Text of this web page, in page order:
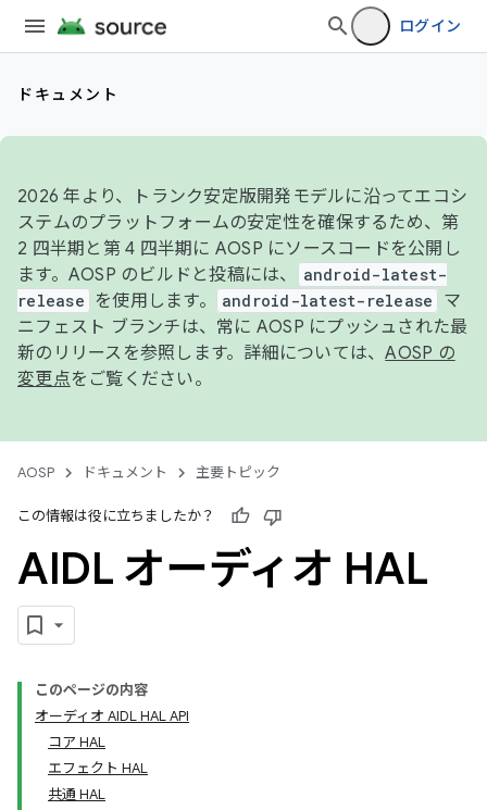
ログイン
ドキュメント
2026 年より、トランク安定版開発モデルに沿ってエコシ
ステムのプラットフォームの安定性を確保するため、第
2 四半期と第 4 四半期に AOSP にソースコードを公開し
ます。AOSP のビルドと投稿には、
android-latest-
release
を使用します。 android-latest-release
マ
ニフェスト ブランチは、常に AOSP にプッシュされた最
新のリリースを参照します。詳細については、AOSP の
変更点をご覧ください。
AOSP ドキュメント 主要トピック
この情報は役に立ちましたか？
AIDL オーディオ HAL
このページの内容
オーディオ AIDL HAL API
コア HAL
エフェクト HAL
共通 HAL